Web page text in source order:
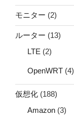
モニター (2)
ルーター (13)
LTE (2)
OpenWRT (4)
仮想化 (188)
Amazon (3)